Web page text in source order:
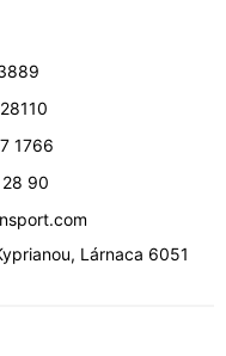
1766
90
, Lárnaca 6051